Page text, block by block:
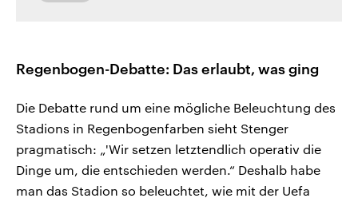
Regenbogen-Debatte: Das erlaubt, was ging
Die Debatte rund um eine mögliche Beleuchtung des
Stadions in Regenbogenfarben sieht Stenger
pragmatisch: „'Wir setzen letztendlich operativ die
Dinge um, die entschieden werden.“ Deshalb habe
man das Stadion so beleuchtet, wie mit der Uefa